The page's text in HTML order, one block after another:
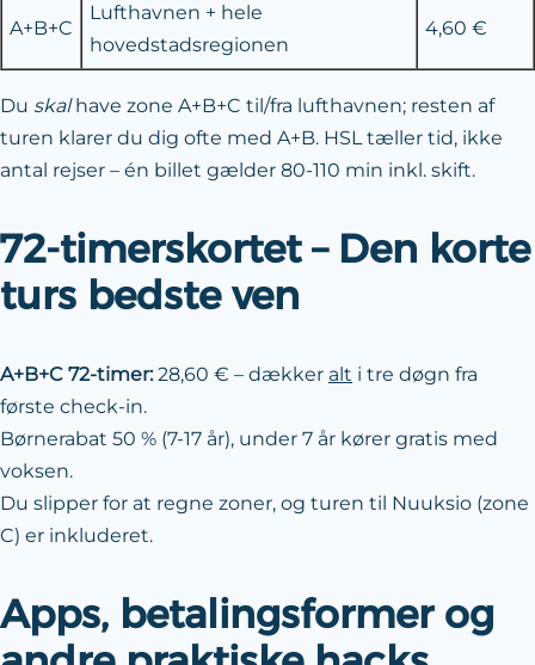
A+B+C
Lufthavnen + hele
hovedstadsregionen
4,60 €
Du skalhave zone A+B+C til/fra lufthavnen; resten af
turen klarer du dig ofte med A+B. HSL tæller tid, ikke
antal rejser – én billet gælder 80-110 min inkl. skift.
72-timerskortet – Den korte
turs bedste ven
A+B+C 72-timer:28,60 € – dækker alt i tre døgn fra
første check-in.
Børnerabat 50 % (7-17 år), under 7 år kører gratis med
voksen.
Du slipper for at regne zoner, og turen til Nuuksio (zone
C) er inkluderet.
Apps, betalingsformer og